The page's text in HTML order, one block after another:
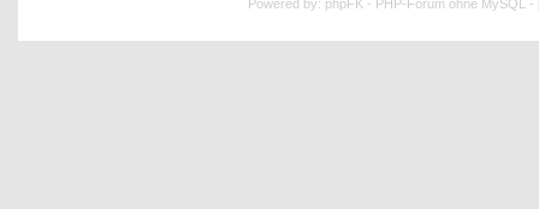
Powered by: phpFK - PHP-Forum ohne MySQL -